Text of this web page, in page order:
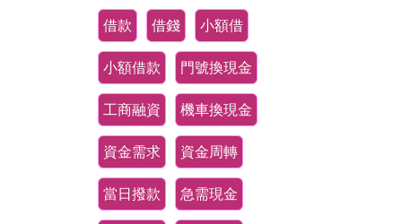
借款 借錢 小額借
小額借款 門號換現金
工商融資 機車換現金
資金需求 資金周轉
當日撥款 急需現金